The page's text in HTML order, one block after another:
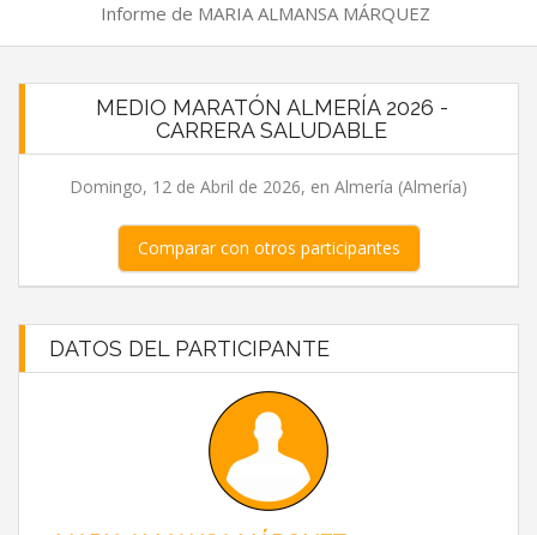
Informe de MARIA ALMANSA MÁRQUEZ
MEDIO MARATÓN ALMERÍA 2026 -
CARRERA SALUDABLE
Domingo, 12 de Abril de 2026, en Almería (Almería)
Comparar con otros participantes
DATOS DEL PARTICIPANTE